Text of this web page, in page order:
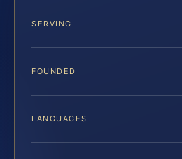
SERVING
FOUNDED
LANGUAGES